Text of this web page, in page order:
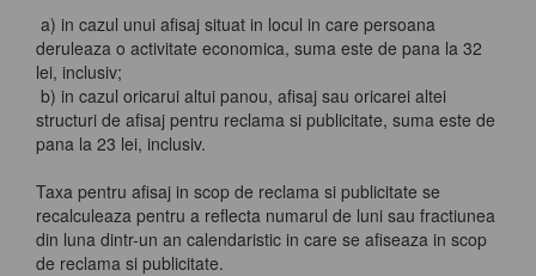
a) in cazul unui afisaj situat in locul in care persoana
deruleaza o activitate economica, suma este de pana la 32
lei, inclusiv;
b) in cazul oricarui altui panou, afisaj sau oricarei altei
structuri de afisaj pentru reclama si publicitate, suma este de
pana la 23 lei, inclusiv.
Taxa pentru afisaj in scop de reclama si publicitate se
recalculeaza pentru a reflecta numarul de luni sau fractiunea
din luna dintr-un an calendaristic in care se afiseaza in scop
de reclama si publicitate.